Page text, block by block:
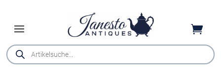

Products
search